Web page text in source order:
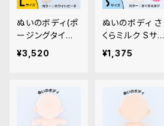
ぬいのボディ(ポ
ージングタイプ)
Lサイズ 身長約2
0cm（縫製済み
¥3,520
ぬいのボディ さ
くらミルク Sサイ
ズ 身長約11cm
（縫製済みぬい
¥1,375